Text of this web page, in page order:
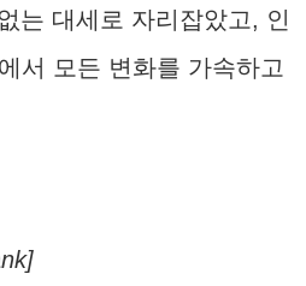
는 대세로 자리잡았고, 인
서 모든 변화를 가속하고